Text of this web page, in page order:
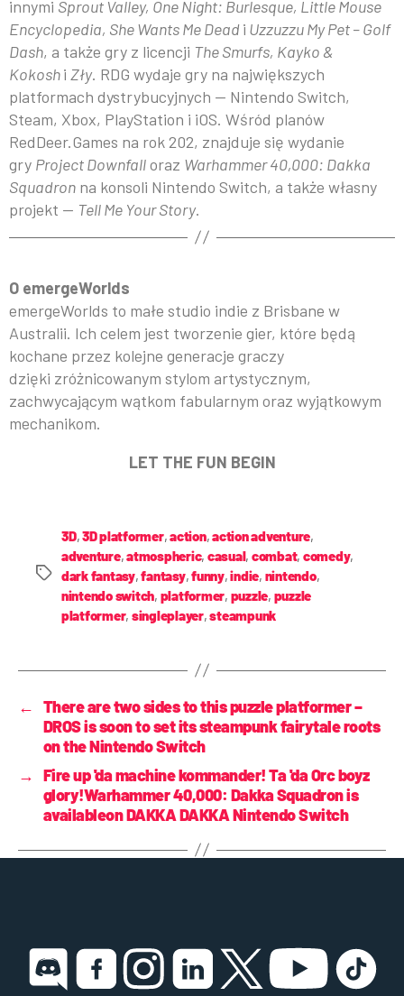
innymi Sprout Valley, One Night: Burlesque, Little Mouse
Encyclopedia, She Wants Me Deadi Uzzuzzu My Pet – Golf
Dash, a także gry z licencji The Smurfs, Kayko &
Kokoshi Zły. RDG wydaje gry na największych
platformach dystrybucyjnych — Nintendo Switch,
Steam, Xbox, PlayStation i iOS. Wśród planów
RedDeer.Games na rok 202, znajduje się wydanie
gry Project Downfalloraz Warhammer 40,000: Dakka
Squadron na konsoli Nintendo Switch, a także własny
projekt — Tell Me Your Story.
O emergeWorlds
emergeWorlds to małe studio indie z Brisbane w
Australii. Ich celem jest tworzenie gier, które będą
kochane przez kolejne generacje graczy
dzięki zróżnicowanym stylom artystycznym,
zachwycającym wątkom fabularnym oraz wyjątkowym
mechanikom.
LET THE FUN BEGIN
3D,3D platformer,action,action adventure,
adventure,atmospheric, casual, combat, comedy,
dark fantasy,fantasy,funny,indie, nintendo,
nintendo switch, platformer, puzzle, puzzle
platformer, singleplayer,steampunk
← There are two sides to this puzzle platformer –
DROS is soon to set its steampunk fairytale roots
on the Nintendo Switch
→ Fire up 'da machine kommander! Ta 'da Orc boyz
glory!Warhammer 40,000: Dakka Squadron is
availableon DAKKA DAKKA Nintendo Switch